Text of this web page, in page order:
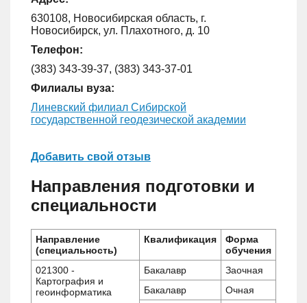
630108, Новосибирская область, г.
Новосибирск, ул. Плахотного, д. 10
Телефон:
(383) 343-39-37, (383) 343-37-01
Филиалы вуза:
Линевский филиал Сибирской
государственной геодезической академии
Добавить свой отзыв
Направления подготовки и
специальности
Направление
(специальность)
Квалификация
Форма
обучения
021300 -
Картография и
геоинформатика
Бакалавр
Заочная
Бакалавр
Очная